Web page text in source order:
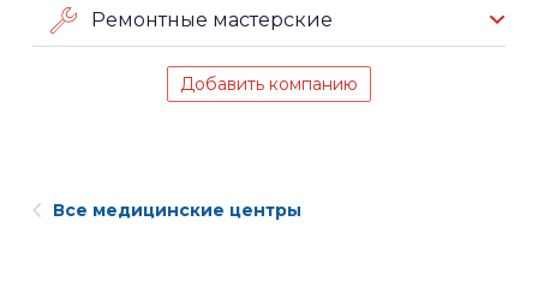
Ремонтные мастерские
Добавить компанию
Все медицинские центры